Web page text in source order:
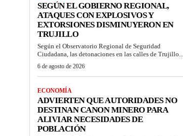
SEGÚN EL GOBIERNO REGIONAL,
ATAQUES CON EXPLOSIVOS Y
EXTORSIONES DISMINUYERON EN
TRUJILLO
Según el Observatorio Regional de Seguridad
Ciudadana, las detonaciones en las calles de Trujillo...
6 de agosto de 2026
ECONOMÍA
ADVIERTEN QUE AUTORIDADES NO
DESTINAN CANON MINERO PARA
ALIVIAR NECESIDADES DE
POBLACIÓN